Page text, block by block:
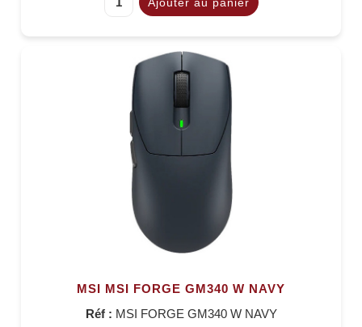
MSI MSI FORGE GM340 W NAVY
Réf : MSI FORGE GM340 W NAVY